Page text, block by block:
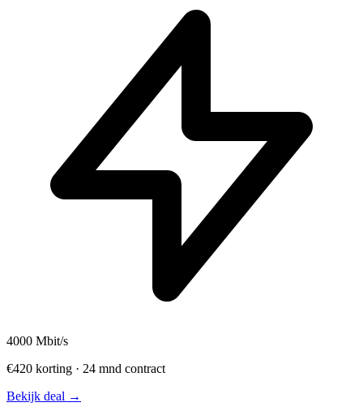
4000 Mbit/s
€420 korting · 24 mnd contract
Bekijk deal →